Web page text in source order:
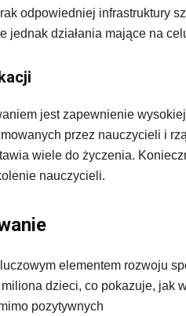
odpowiedniej infrastruktury
jednak działania mające na
jest zapewnienie
przez nauczycieli i
wiele do życzenia.
nauczycieli.
elementem rozwoju
miliona dzieci, co pokazuje,
pozytywnych